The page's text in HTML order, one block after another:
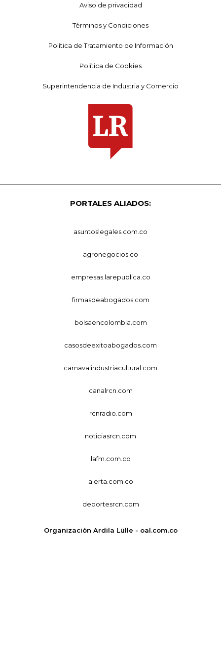
Aviso de privacidad
Términos y Condiciones
Política de Tratamiento de Información
Política de Cookies
Superintendencia de Industria y Comercio
PORTALES ALIADOS:
asuntoslegales.com.co
agronegocios.co
empresas.larepublica.co
firmasdeabogados.com
bolsaencolombia.com
casosdeexitoabogados.com
carnavalindustriacultural.com
canalrcn.com
rcnradio.com
noticiasrcn.com
lafm.com.co
alerta.com.co
deportesrcn.com
Organización Ardila Lülle - oal.com.co